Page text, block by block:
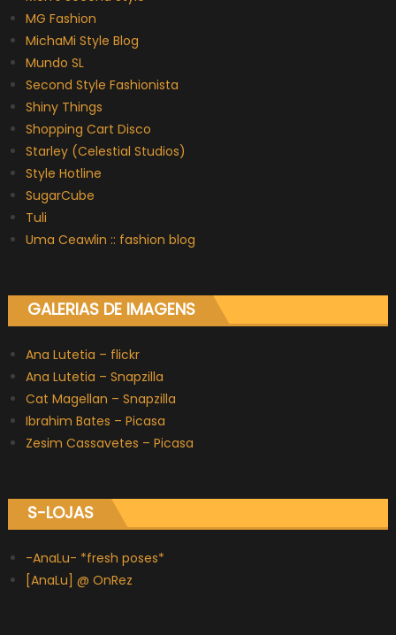
MG Fashion
MichaMi Style Blog
Mundo SL
Second Style Fashionista
Shiny Things
Shopping Cart Disco
Starley (Celestial Studios)
Style Hotline
SugarCube
Tuli
Uma Ceawlin :: fashion blog
GALERIAS DE IMAGENS
Ana Lutetia – flickr
Ana Lutetia – Snapzilla
Cat Magellan – Snapzilla
Ibrahim Bates – Picasa
Zesim Cassavetes – Picasa
S-LOJAS
-AnaLu- *fresh poses*
[AnaLu] @ OnRez